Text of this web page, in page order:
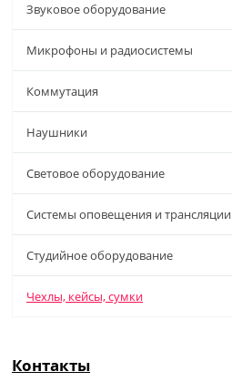
Звуковое оборудование
Микрофоны и радиосистемы
Коммутация
Наушники
Световое оборудование
Системы оповещения и трансляции
Студийное оборудование
Чехлы, кейсы, сумки
Контакты